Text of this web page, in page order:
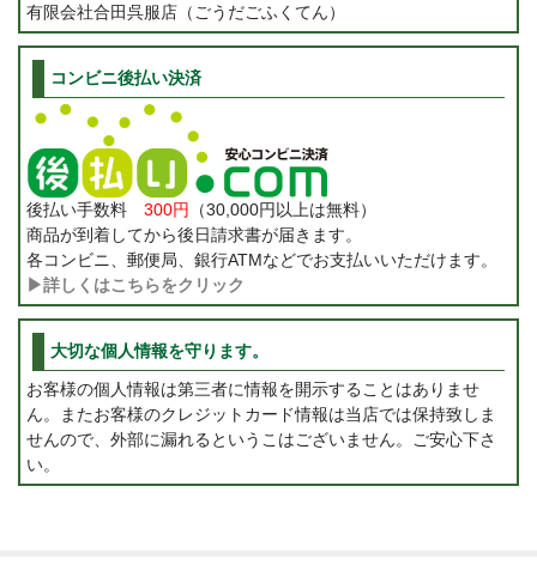
有限会社合田呉服店（ごうだごふくてん）
コンビニ後払い決済
後払い手数料 300円
（30,000円以上は無料）
商品が到着してから後日請求書が届きます。
各コンビニ、郵便局、銀行ATMなどでお支払いいただけます。
▶詳しくはこちらをクリック
大切な個人情報を守ります。
お客様の個人情報は第三者に情報を開示することはありませ
ん。またお客様のクレジットカード情報は当店では保持致しま
せんので、外部に漏れるというこはございません。ご安心下さ
い。